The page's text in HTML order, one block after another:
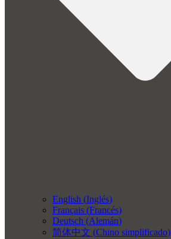
English (Inglés)
Français (Francés)
Deutsch (Alemán)
简体中文 (Chino simplificado)